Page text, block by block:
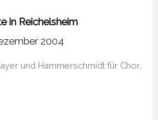
in Reichelsheim
2004
und Hammerschmidt für Chor,